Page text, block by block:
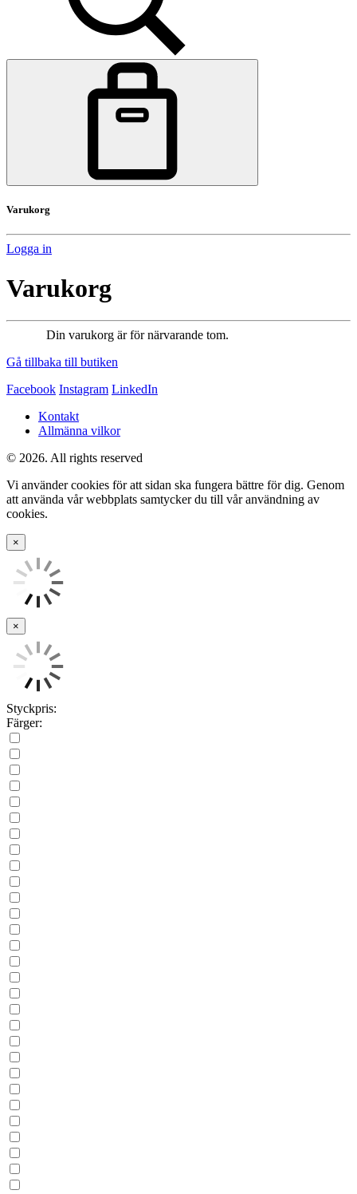
Varukorg
Logga in
Varukorg
Din varukorg är för närvarande tom.
Gå tillbaka till butiken
Facebook Instagram LinkedIn
Kontakt
Allmänna vilkor
© 2026. All rights reserved
Vi använder cookies för att sidan ska fungera bättre för dig. Genom
att använda vår webbplats samtycker du till vår användning av
cookies.
×
×
Styckpris:
Färger: